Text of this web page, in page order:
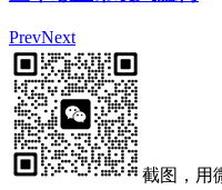
PrevNext
截图，用